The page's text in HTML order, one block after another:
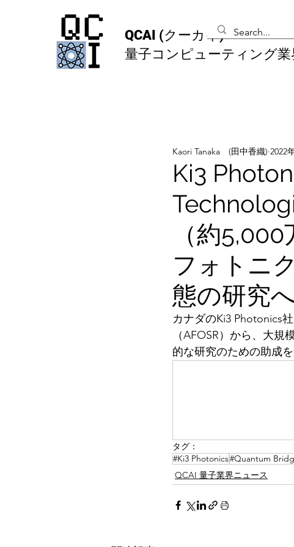
QCAI (クーカイ)
量子コンピューティング業
Ki3
（約
フォトニ
態の研究
Kaori Tanaka (田中香織) 2022
カナダのKi3 Photonics
（AFOSR）から、大
的な研究のための助成を
タグ：
#Ki3 Photonics#Quantum
QCAI 量子業界ニュース